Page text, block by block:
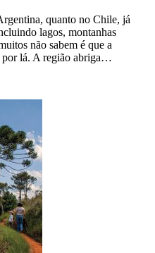
quanto no Chile, já
lagos, montanhas
não sabem é que a
por lá. A região abriga…